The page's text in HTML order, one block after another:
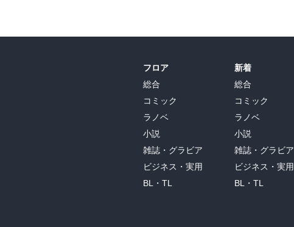
フロア
総合
コミック
ラノベ
小説
雑誌・グラビア
ビジネス・実用
BL・TL
新着
総合
コミック
ラノベ
小説
雑誌・グラビア
ビジネス・実用
BL・TL